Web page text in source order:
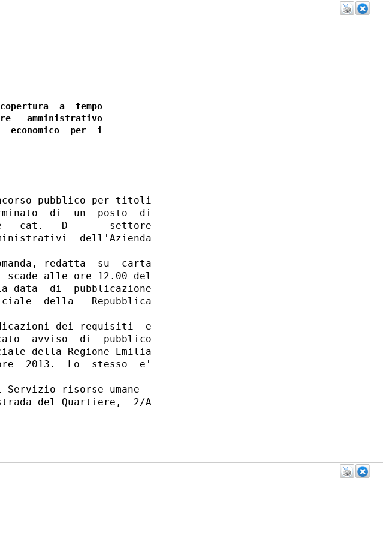
a  tempo
amministrativo
economico  per  i
pubblico per titoli
di  un  posto  di
cat.   D   -   settore
dell'Azienda
redatta  su  carta
alle ore 12.00 del
data  di  pubblicazione
della   Repubblica
dei requisiti  e
avviso  di  pubblico
della Regione Emilia
2013.  Lo  stesso  e'
Servizio risorse umane -
del Quartiere,  2/A